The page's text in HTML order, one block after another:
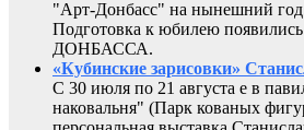
"Арт-Донбасс" на нынешний
Подготовка к юбилею появились
ДОНБАССА.
«Кубинские зарисовки»
С 30 июля по 21 августа е в
наковальня" (Парк кованых